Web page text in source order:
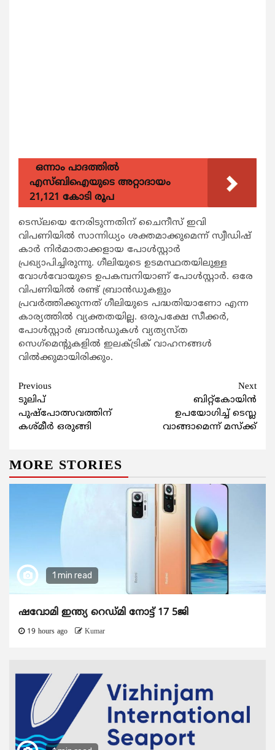
ഒന്നാം പാദത്തിൽ
എസ്ബിഐയുടെ അറ്റാദായം
21,121 കോടി രൂപ
ടെസ്‌ലയെ നേരിടുന്നതിന് ചൈനീസ് ഇവി
വിപണിയില്‍ സാന്നിധ്യം ശക്തമാക്കുമെന്ന് സ്വീഡിഷ്
കാര്‍ നിര്‍മാതാക്കളായ പോള്‍സ്റ്റാര്‍
പ്രഖ്യാപിച്ചിരുന്നു. ഗീലിയുടെ ഉടമസ്ഥതയിലുള്ള
വോള്‍വോയുടെ ഉപകമ്പനിയാണ് പോള്‍സ്റ്റാര്‍. ഒരേ
വിപണിയില്‍ രണ്ട് ബ്രാന്‍ഡുകളും
പ്രവര്‍ത്തിക്കുന്നത് ഗീലിയുടെ പദ്ധതിയാണോ എന്ന
കാര്യത്തില്‍ വ്യക്തതയില്ല. ഒരുപക്ഷേ സീക്കര്‍,
പോള്‍സ്റ്റാര്‍ ബ്രാന്‍ഡുകള്‍ വ്യത്യസ്ത
സെഗ്‌മെന്റുകളില്‍ ഇലക്ട്രിക് വാഹനങ്ങള്‍
വില്‍ക്കുമായിരിക്കും.
Continue
Reading
Previous
ടുലിപ്
പുഷ്പോത്സവത്തിന്
കശ്മീര്‍ ഒരുങ്ങി
Next
ബിറ്റ്കോയിന്‍
ഉപയോഗിച്ച് ടെസ്ല
വാങ്ങാമെന്ന് മസ്ക്ക്
MORE STORIES
1 min read
ഷവോമി ഇന്ത്യ റെഡ്മി നോട്ട് 17 5ജി
19 hours ago Kumar